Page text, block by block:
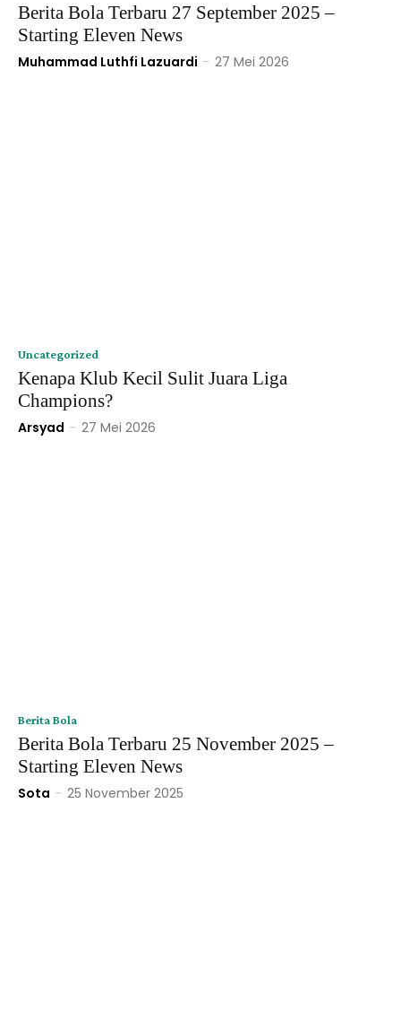
Berita Bola Terbaru 27 September 2025 –
Starting Eleven News
Muhammad Luthfi Lazuardi - 27 Mei 2026
Uncategorized
Kenapa Klub Kecil Sulit Juara Liga
Champions?
Arsyad - 27 Mei 2026
Berita Bola
Berita Bola Terbaru 25 November 2025 –
Starting Eleven News
Sota - 25 November 2025